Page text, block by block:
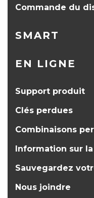
Commande du
SMART
EN LIGNE
Support produit
Clés perdues
Combinaisons
Information sur
Sauvegardez
Nous joindre